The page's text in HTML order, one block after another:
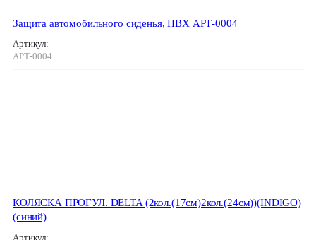
Защита автомобильного сиденья, ПВХ АРТ-0004
Артикул:
АРТ-0004
КОЛЯСКА ПРОГУЛ. DELTA (2кол.(17см)2кол.(24см))(INDIGO)
(синий)
Артикул: